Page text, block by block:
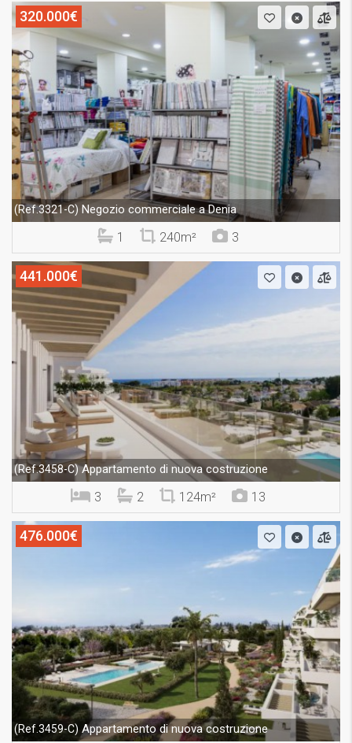
320.000€
(Ref.3321-C) Negozio commerciale a Denia
1 240m² 3
441.000€
(Ref.3458-C)Appartamento di nuova costruzione
3 2 124m² 13
476.000€
(Ref.3459-C) Appartamento di nuova costruzione